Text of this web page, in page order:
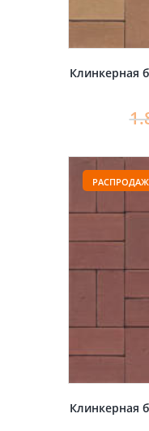
Клинкерная
Клинкерная